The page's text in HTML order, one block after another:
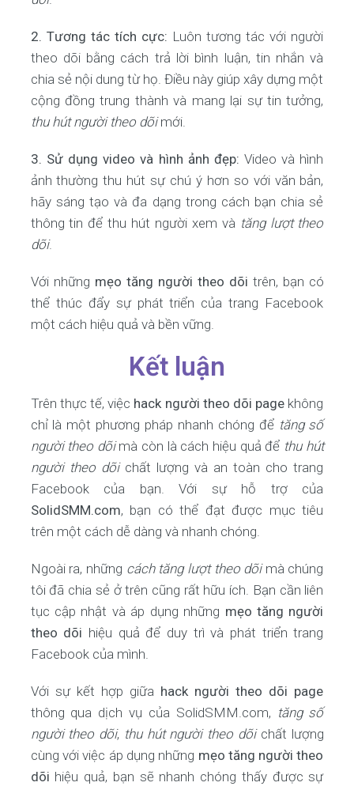
2. Tương tác tích cực: Luôn tương tác với người
theo dõi bằng cách trả lời bình luận, tin nhắn và
chia sẻ nội dung từ họ. Điều này giúp xây dựng một
cộng đồng trung thành và mang lại sự tin tưởng,
thu hút người theo dõimới.
3. Sử dụng video và hình ảnh đẹp: Video và hình
ảnh thường thu hút sự chú ý hơn so với văn bản,
hãy sáng tạo và đa dạng trong cách bạn chia sẻ
thông tin để thu hút người xem và tăng lượt theo
dõi.
Với những mẹo tăng người theo dõi trên, bạn có
thể thúc đẩy sự phát triển của trang Facebook
một cách hiệu quả và bền vững.
Kết luận
Trên thực tế, việc hack người theo dõi page không
chỉ là một phương pháp nhanh chóng để tăng số
người theo dõimà còn là cách hiệu quả để thu hút
người theo dõichất lượng và an toàn cho trang
Facebook của bạn. Với sự hỗ trợ của
SolidSMM.com, bạn có thể đạt được mục tiêu
trên một cách dễ dàng và nhanh chóng.
Ngoài ra, những cách tăng lượt theo dõimà chúng
tôi đã chia sẻ ở trên cũng rất hữu ích. Bạn cần liên
tục cập nhật và áp dụng những mẹo tăng người
theo dõi hiệu quả để duy trì và phát triển trang
Facebook của mình.
Với sự kết hợp giữa hack người theo dõi page
thông qua dịch vụ của SolidSMM.com, tăng số
người theo dõi, thu hút người theo dõichất lượng
cùng với việc áp dụng những mẹo tăng người theo
dõi hiệu quả, bạn sẽ nhanh chóng thấy được sự